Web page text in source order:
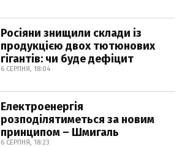
Росіяни знищили склади із
продукцією двох тютюнових
гігантів: чи буде дефіцит
6 СЕРПНЯ, 18:04
Електроенергія
розподілятиметься за новим
принципом – Шмигаль
6 СЕРПНЯ, 18:23